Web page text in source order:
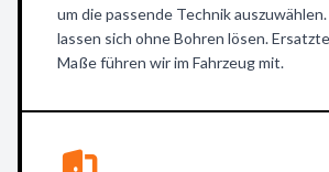
um die passende Technik
lassen sich ohne Bohren lösen.
Maße führen wir im Fahrzeug mit.